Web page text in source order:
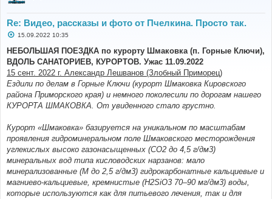
Re: Видео, рассказы и фото от Пчелкина. Просто так.
С
о
б
щ
е
н
и
е
15.09.2022 10:35
НЕБОЛЬШАЯ ПОЕЗДКА по курорту Шмаковка (п. Горные Ключи),
ВДОЛЬ САНАТОРИЕВ, КУРОРТОВ. Ужас 11.09.2022
15 сент. 2022 г. Александр Лешванов (Злобный Приморец)
Ездили по делам в Горные Ключи (курорт Шмаковка Кировского
района Приморского края) и немного поколесили по дорогам нашего
КУРОРТА ШМАКОВКА. От увиденного стало грустно.
Курорт «Шмаковка» базируется на уникальном по масштабам
проявления гидроминеральном поле Шмаковского месторождения
углекислых высоко газонасыщенных (СО2 до 4,5 г/дм3)
минеральных вод типа кисловодских нарзанов: мало
минерализованные (М до 2,5 г/дм3) гидрокарбонатные кальциевые и
магниево-кальциевые, кремнистые (H2SiO3 70–90 мг/дм3) воды,
которые используются как для питьевого лечения, так и для